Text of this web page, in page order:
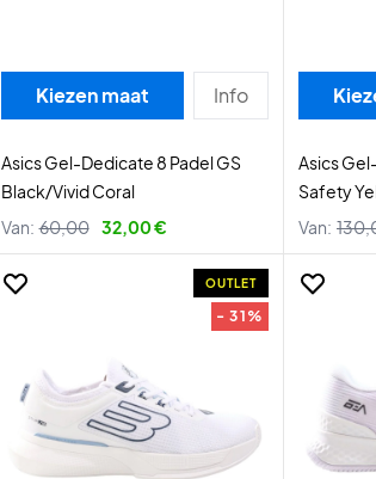
Kiezen maat Info
Asics Gel-Dedicate 8 Padel GS
Black/Vivid Coral
Van: 60,00 32,00 €
Asics
Safety
Van:
OUTLET
- 31%